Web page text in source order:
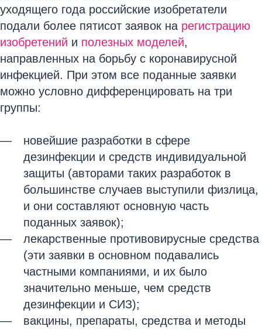
уходящего года российские изобретатели
подали более пятисот заявок на регистрацию
изобретений и полезных моделей,
направленных на борьбу с коронавирусной
инфекцией. При этом все поданные заявки
можно условно дифференцировать на три
группы:
новейшие разработки в сфере
дезинфекции и средств индивидуальной
защиты (авторами таких разработок в
большинстве случаев выступили физлица,
и они составляют основную часть
поданных заявок);
лекарственные противовирусные средства
(эти заявки в основном подавались
частными компаниями, и их было
значительно меньше, чем средств
дезинфекции и СИЗ);
вакцины, препараты, средства и методы